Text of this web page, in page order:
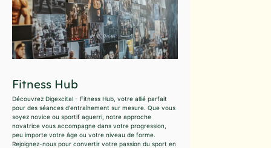
Fitness Hub
Découvrez Digexcital - Fitness Hub, votre allié parfait
pour des séances d'entraînement sur mesure. Que vous
soyez novice ou sportif aguerri, notre approche
novatrice vous accompagne dans votre progression,
peu importe votre âge ou votre niveau de forme.
Rejoignez-nous pour convertir votre passion du sport en